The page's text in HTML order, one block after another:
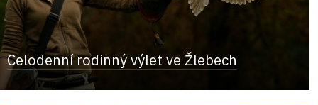
Celodenní rodinný výlet ve Žlebech